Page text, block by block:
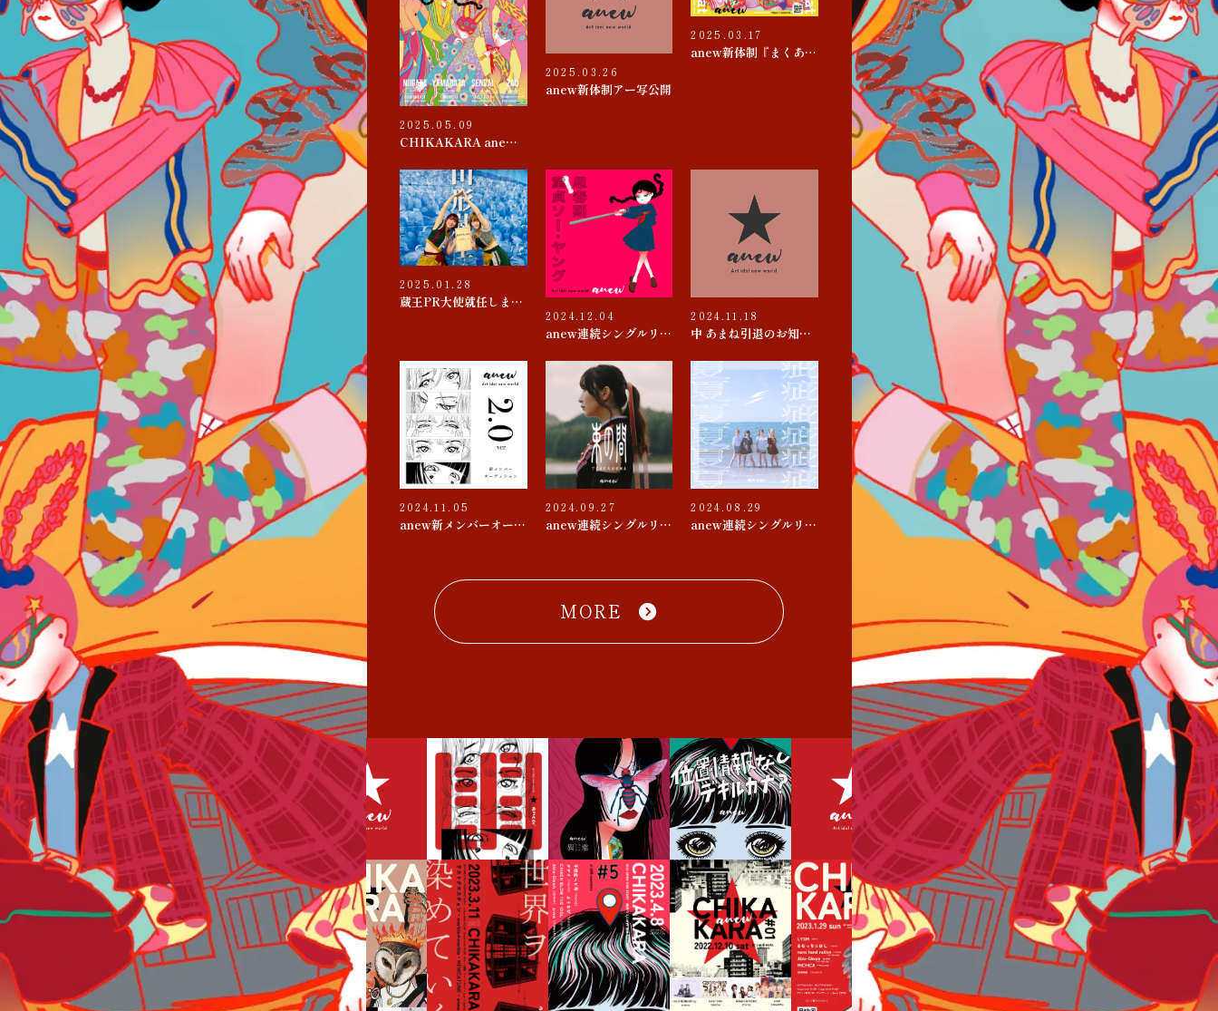
2025.05.09
CHIKAKARA anew SUMMER tour
2025.03.26
anew新体制アー写公開
2025.03.17
anew新体制『まくあけ巡業』
2025.01.28
蔵王PR大使就任しました
2024.12.04
anew連続シングルリリース 第４弾『思春期 / 童貞ソー・ヤング』
2024.11.18
中 あまね引退のお知らせ
2024.11.05
anew新メンバーオーディション
2024.09.27
anew連続シングルリリース 第３弾『束の間 / D♭△7』
2024.08.29
anew連続シングルリリース 第２弾『夏疵 / 水色諸事情』
MORE